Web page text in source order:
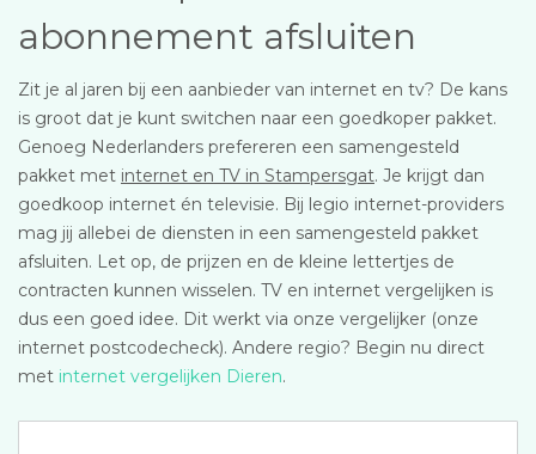
abonnement afsluiten
Zit je al jaren bij een aanbieder van internet en tv? De kans
is groot dat je kunt switchen naar een goedkoper pakket.
Genoeg Nederlanders prefereren een samengesteld
pakket met internet en TV in Stampersgat. Je krijgt dan
goedkoop internet én televisie. Bij legio internet-providers
mag jij allebei de diensten in een samengesteld pakket
afsluiten. Let op, de prijzen en de kleine lettertjes de
contracten kunnen wisselen. TV en internet vergelijken is
dus een goed idee. Dit werkt via onze vergelijker (onze
internet postcodecheck). Andere regio? Begin nu direct
met internet vergelijken Dieren.